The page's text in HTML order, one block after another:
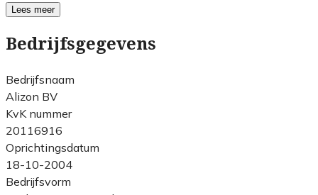
Lees meer
Bedrijfsgegevens
Bedrijfsnaam
Alizon BV
KvK nummer
20116916
Oprichtingsdatum
18-10-2004
Bedrijfsvorm